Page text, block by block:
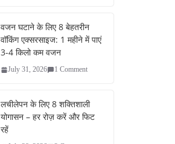
वजन घटाने के लिए 8 बेहतरीन
वॉकिंग एक्सरसाइज: 1 महीने में पाएं
3-4 किलो कम वजन
July 31, 2026 1 Comment
लचीलेपन के लिए 8 शक्तिशाली
योगासन – हर रोज़ करें और फिट
रहें